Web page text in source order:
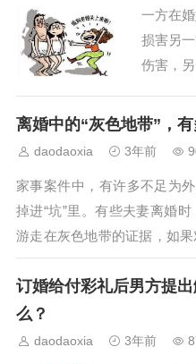
实：双
一方在
损害另
伤害，
7月25
离婚后
离婚中的“灰色地带”，有
daodaoxia 3年前
家事案件中，有许多不足为
掉进“坑”里。有些夫妻离婚
游走在灰色地带的证据，如
妻，说是为了表现诚意，结
母名字，但因当时没有约定
多少；更有的还没离婚，便开...
订婚给付彩礼后男方提
么？
daodaoxia 3年前